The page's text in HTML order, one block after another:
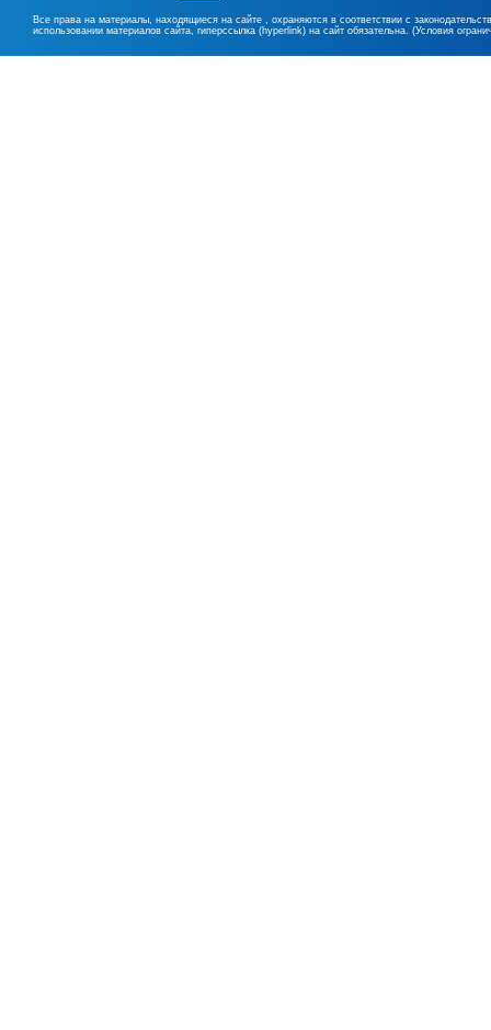
Все права на материалы, находящиеся на сайте , охраняются в соответствии с
использовании материалов сайта, гиперссылка (hyperlink) на сайт обязательна. (Условия